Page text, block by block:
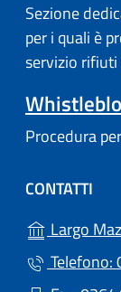
Sezione
per i quali è
servizio
Procedura
CONTATTI
Largo
Telefono: